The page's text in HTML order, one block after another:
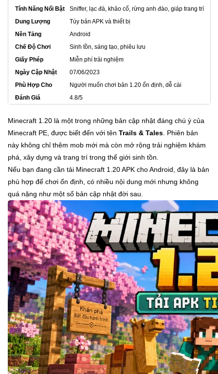
Tính Năng Nổi Bật
Sniffer, lạc đà, khảo cổ, rừng anh đào, giáp trang trí
Dung Lượng
Tùy bản APK và thiết bị
Nền Tảng
Android
Chế Độ Chơi
Sinh tồn, sáng tạo, phiêu lưu
Giấy Phép
Miễn phí trải nghiệm
Ngày Cập Nhật
07/06/2023
Phù Hợp Cho
Người muốn chơi bản 1.20 ổn định, dễ cài
Đánh Giá
4.8/5
Minecraft 1.20 là một trong những bản cập nhật đáng chú ý của
Minecraft PE, được biết đến với tên Trails & Tales. Phiên bản
này không chỉ thêm mob mới mà còn mở rộng trải nghiệm khám
phá, xây dựng và trang trí trong thế giới sinh tồn.
Nếu bạn đang cần tải Minecraft 1.20 APK cho Android, đây là bản
phù hợp để chơi ổn định, có nhiều nội dung mới nhưng không
quá nặng như một số bản cập nhật đời sau.